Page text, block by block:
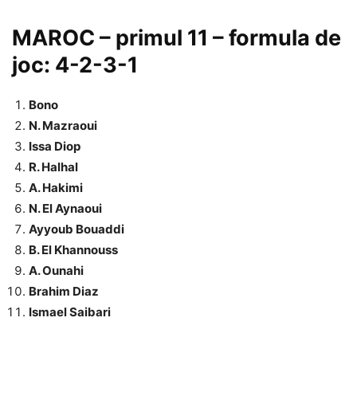
MAROC – primul 11 – formula de
joc: 4-2-3-1
Bono
N. Mazraoui
Issa Diop
R. Halhal
A. Hakimi
N. El Aynaoui
Ayyoub Bouaddi
B. El Khannouss
A. Ounahi
Brahim Diaz
Ismael Saibari